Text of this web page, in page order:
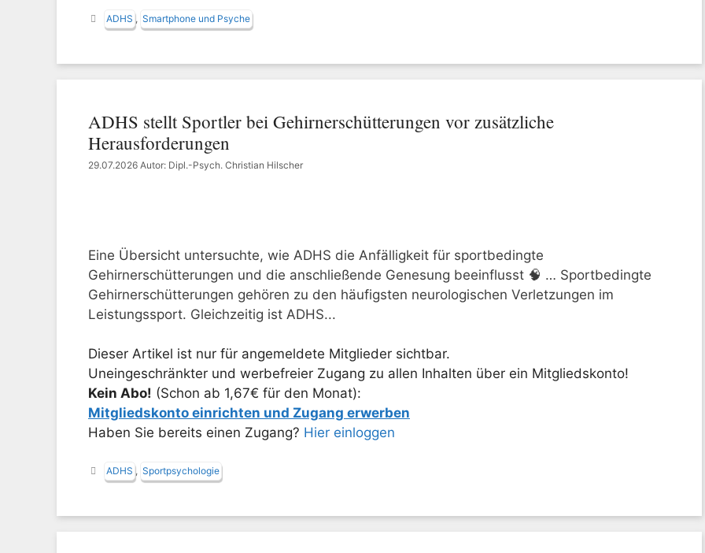
Schlagwörter
ADHS , Smartphone und Psyche
ADHS stellt Sportler bei Gehirnerschütterungen vor zusätzliche
Herausforderungen
29.07.2026 Autor: Dipl.-Psych. Christian Hilscher
Eine Übersicht untersuchte, wie ADHS die Anfälligkeit für sportbedingte
Gehirnerschütterungen und die anschließende Genesung beeinflusst 🧠 … Sportbedingte
Gehirnerschütterungen gehören zu den häufigsten neurologischen Verletzungen im
Leistungssport. Gleichzeitig ist ADHS...
Dieser Artikel ist nur für angemeldete Mitglieder sichtbar.
Uneingeschränkter und werbefreier Zugang zu allen Inhalten über ein Mitgliedskonto!
Kein Abo! (Schon ab 1,67€ für den Monat):
Mitgliedskonto einrichten und Zugang erwerben
Haben Sie bereits einen Zugang? Hier einloggen
Schlagwörter
ADHS , Sportpsychologie